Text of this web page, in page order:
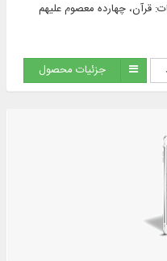
قرآن، چهارده معصوم علیهم
جزئیات محصول